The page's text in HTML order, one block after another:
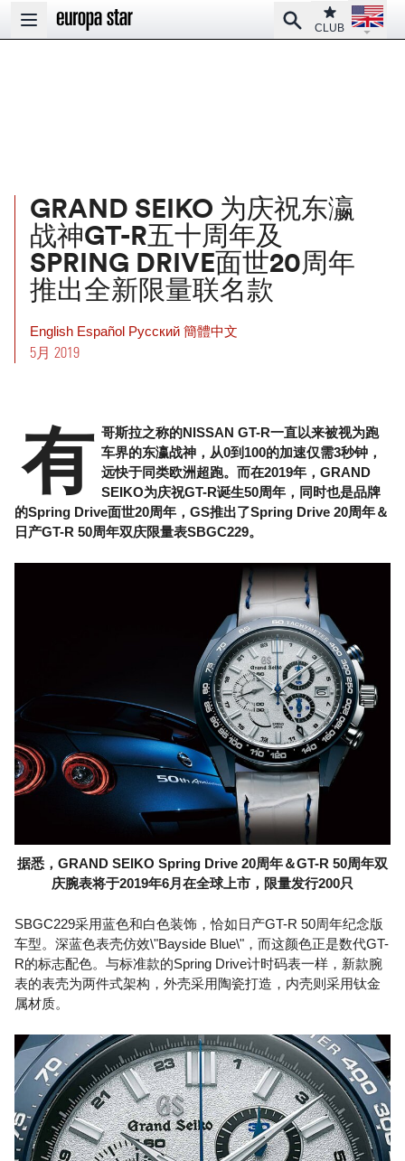
Open main menu
SearchClub
CLUB
Open
GRAND SEIKO 为庆祝东瀛
战神GT-R五十周年及
SPRING DRIVE面世20周年
推出全新限量联名款
English Español Pусский 簡體中文
5月 2019
有 哥斯拉之称的NISSAN GT-R一直以来被视为跑
车界的东瀛战神，从0到100的加速仅需3秒钟，
远快于同类欧洲超跑。而在2019年，GRAND
SEIKO为庆祝GT-R诞生50周年，同时也是品牌
的Spring Drive面世20周年，GS推出了Spring Drive 20周年＆
日产GT-R 50周年双庆限量表SBGC229。
据悉，GRAND SEIKO Spring Drive 20周年＆GT-R 50周年双
庆腕表将于2019年6月在全球上市，限量发行200只
SBGC229采用蓝色和白色装饰，恰如日产GT-R 50周年纪念版
车型。深蓝色表壳仿效\"Bayside Blue\"，而这颜色正是数代GT-
R的标志配色。与标准款的Spring Drive计时码表一样，新款腕
表的表壳为两件式架构，外壳采用陶瓷打造，内壳则采用钛金
属材质。